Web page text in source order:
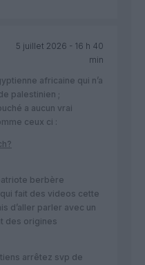
5 juillet 2026 - 16 h 40
min
africaine qui n’a
palestinien ;
a aucun vrai
ceux ci :
berbère
fait des videos cette
d’aller parler avec un
des origines
arrêtez svp de